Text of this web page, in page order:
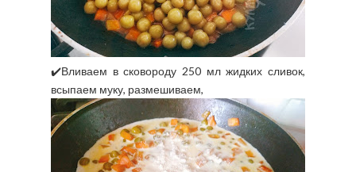
✔️Вливаем в сковороду 250 мл жидких сливок,
всыпаем муку, размешиваем,